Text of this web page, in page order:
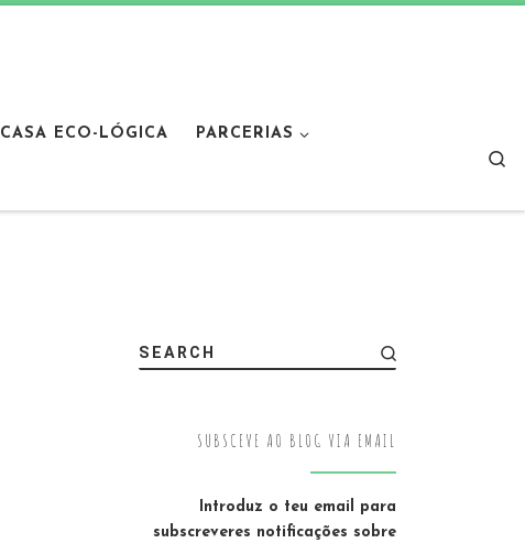
CASA ECO-LÓGICA PARCERIAS
SEARCH
SUBSCEVE AO BLOG VIA EMAIL
Introduz o teu email para
subscreveres notificações sobre